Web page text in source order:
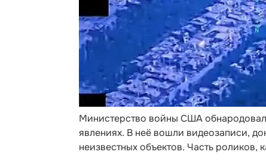
Министерство войны США
явлениях. В неё вошли видеозаписи,
неизвестных объектов. Часть роликов,